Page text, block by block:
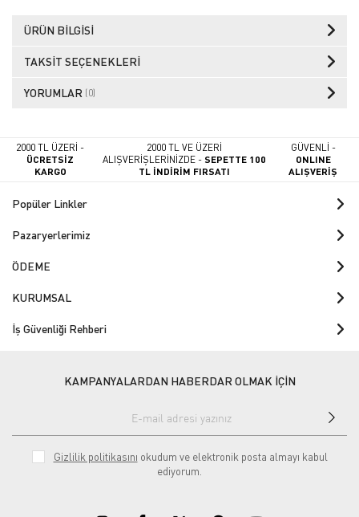
ÜRÜN BILGISI
TAKSIT SEÇENEKLERI
YORUMLAR (0)
2000 TL ÜZERİ -
ÜCRETSİZ
KARGO
2000 TL VE ÜZERİ
ALIŞVERİŞLERİNİZDE -SEPETTE 100
TL İNDİRİM FIRSATI
GÜVENLİ -
ONLINE
ALIŞVERİŞ
Popüler Linkler
Pazaryerlerimiz
ÖDEME
KURUMSAL
İş Güvenliği Rehberi
KAMPANYALARDAN HABERDAR OLMAK İÇİN
Gizlilik politikasını okudum ve elektronik posta almayı kabul
ediyorum.